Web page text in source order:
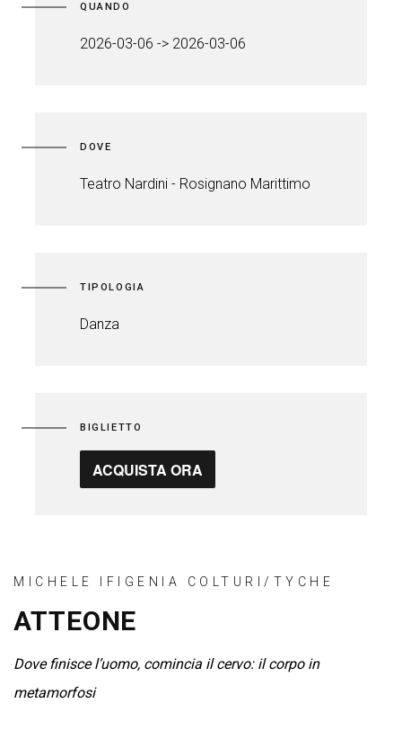
QUANDO
2026-03-06 -> 2026-03-06
DOVE
Teatro Nardini - Rosignano Marittimo
TIPOLOGIA
Danza
BIGLIETTO
ACQUISTA ORA
MICHELE IFIGENIA COLTURI/TYCHE
ATTEONE
Dove finisce l’uomo, comincia il cervo: il corpo in
metamorfosi